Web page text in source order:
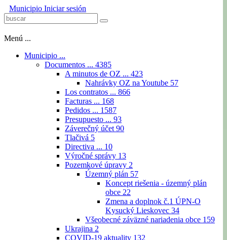
Municipio Iniciar sesión
Menú ...
Municipio ...
Documentos ... 4385
A minutos de OZ ... 423
Nahrávky OZ na Youtube 57
Los contratos ... 866
Facturas ... 168
Pedidos ... 1587
Presupuesto ... 93
Záverečný účet 90
Tlačivá 5
Directiva ... 10
Výročné správy 13
Pozemkové úpravy 2
Územný plán 57
Koncept riešenia - územný plán
obce 22
Zmena a doplnok č.1 ÚPN-O
Kysucký Lieskovec 34
Všeobecné záväzné nariadenia obce 159
Ukrajina 2
COVID-19 aktuality 132